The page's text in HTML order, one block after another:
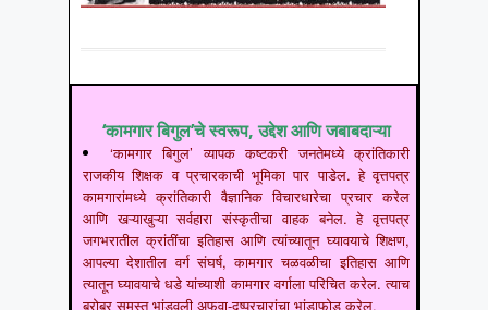
‘कामगार बिगुल’चे स्वरूप, उद्देश आणि जबाबदाऱ्या
‘कामगार बिगुल’ व्यापक कष्टकरी जनतेमध्ये क्रांतिकारी
राजकीय शिक्षक व प्रचारकाची भूमिका पार पाडेल. हे वृत्तपत्र
कामगारांमध्ये क्रांतिकारी वैज्ञानिक विचारधारेचा प्रचार करेल
आणि खऱ्याखुऱ्या सर्वहारा संस्कृतीचा वाहक बनेल. हे वृत्तपत्र
जगभरातील क्रांतींचा इतिहास आणि त्यांच्यातून घ्यावयाचे शिक्षण,
आपल्या देशातील वर्ग संघर्ष, कामगार चळवळीचा इतिहास आणि
त्यातून घ्यावयाचे धडे यांच्याशी कामगार वर्गाला परिचित करेल. त्याच
बरोबर समस्त भांडवली अफवा-दुष्प्रचारांचा भांडाफोड करेल.